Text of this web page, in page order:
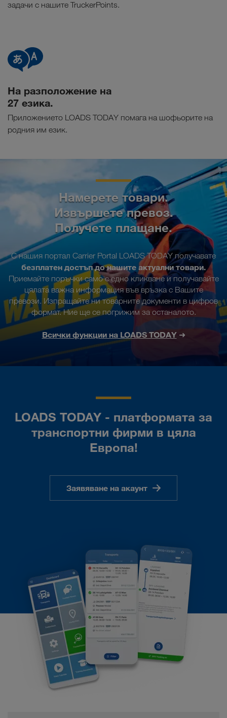
задачи с нашите TruckerPoints.
На разположение на
27 езика.
Приложението LOADS TODAY помага на шофьорите на
родния им език.
Намерете товари.
Извършете превоз.
Получете плащане.
С нашия портал Carrier Portal LOADS TODAY получавате
безплатен достъп до нашите актуални товари.
Приемайте поръчки само с едно кликване и получавайте
цялата важна информация във връзка с Вашите
превози. Изпращайте ни товарните документи в цифров
формат. Ние ще се погрижим за останалото.
Всички функции на LOADS TODAY➜
LOADS TODAY - платформата за
транспортни фирми в цяла
Европа!
Заявяване на акаунт